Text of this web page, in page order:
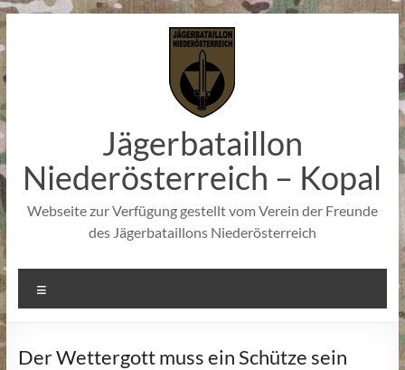
Zum
springen
Jägerbataillon
Niederösterreich – Kopal
Webseite zur Verfügung gestellt vom Verein der Freunde
des Jägerbataillons Niederösterreich
Der Wettergott muss ein Schütze sein